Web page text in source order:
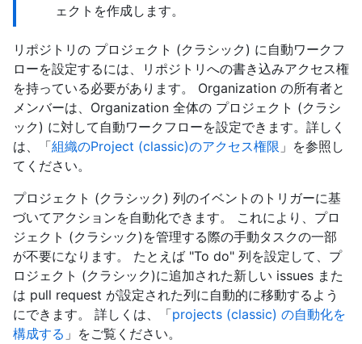
ェクトを作成します。
リポジトリの プロジェクト (クラシック) に自動ワークフ
ローを設定するには、リポジトリへの書き込みアクセス権
を持っている必要があります。 Organization の所有者と
メンバーは、Organization 全体の プロジェクト (クラシ
ック) に対して自動ワークフローを設定できます。詳しく
は、「組織のProject (classic)のアクセス権限 」を参照し
てください。
プロジェクト (クラシック) 列のイベントのトリガーに基
づいてアクションを自動化できます。 これにより、プロ
ジェクト (クラシック)を管理する際の手動タスクの一部
が不要になります。 たとえば "To do" 列を設定して、プ
ロジェクト (クラシック)に追加された新しい issues また
は pull request が設定された列に自動的に移動するよう
にできます。 詳しくは、「projects (classic) の自動化を
構成する 」をご覧ください。